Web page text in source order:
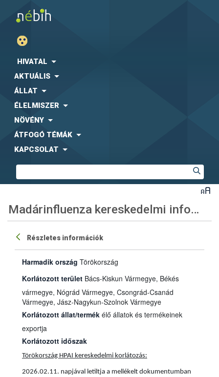
HIVATAL
AKTUÁLIS
ÁLLAT
ÉLELMISZER
NÖVÉNY
ÁTFOGÓ TÉMÁK
KAPCSOLAT
Madárinfluenza kereskedelmi információk
Részletes információk
Harmadik ország Törökország
Korlátozott terület
vármegye, Nógrád Vármegye, Csongrád-Csanád
Vármegye, Jász-Nagykun-Szolnok Vármegye
Korlátozott állat/termék
exportja
Korlátozott időszak
Törökország HPAI kereskedelmi korlátozás:
2026.02.11. napjával letiltja a mellékelt dokumentumban